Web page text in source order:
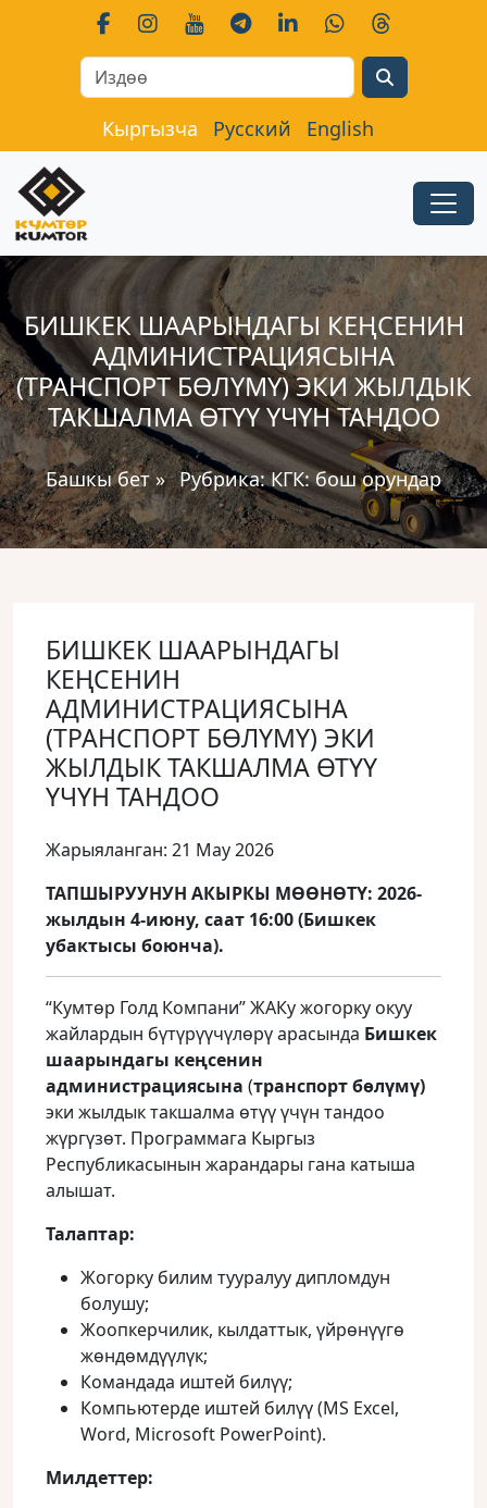
Кыргызча Русский English
БИШКЕК ШААРЫНДАГЫ КЕҢСЕНИН
АДМИНИСТРАЦИЯСЫНА
(ТРАНСПОРТ БӨЛҮМҮ) ЭКИ ЖЫЛДЫК
ТАКШАЛМА ӨТҮҮ ҮЧҮН ТАНДОО
Башкы бет» Рубрика:КГК: бош орундар
БИШКЕК ШААРЫНДАГЫ
КЕҢСЕНИН
АДМИНИСТРАЦИЯСЫНА
(ТРАНСПОРТ БӨЛҮМҮ) ЭКИ
ЖЫЛДЫК ТАКШАЛМА ӨТҮҮ
ҮЧҮН ТАНДОО
Жарыяланган: 21 May 2026
ТАПШЫРУУНУН АКЫРКЫ МӨӨНӨТҮ: 2026-
жылдын 4-июну, саат 16:00 (Бишкек
убактысы боюнча).
“Кумтөр Голд Компани” ЖАКу жогорку окуу
жайлардын бүтүрүүчүлөрү арасында Бишкек
шаарындагы кеңсенин
администрациясына (транспорт бөлүмү)
эки жылдык такшалма өтүү үчүн тандоо
жүргүзөт. Программага Кыргыз
Республикасынын жарандары гана катыша
алышат.
Талаптар:
Жогорку билим тууралуу дипломдун
болушу;
Жоопкерчилик, кылдаттык, үйрөнүүгө
жөндөмдүүлүк;
Командада иштей билүү;
Компьютерде иштей билүү (MS Excel,
Word, Microsoft PowerPoint).
Милдеттер: